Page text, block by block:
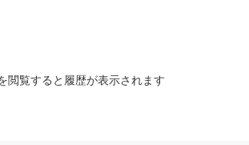
閲覧すると履歴が表示されます